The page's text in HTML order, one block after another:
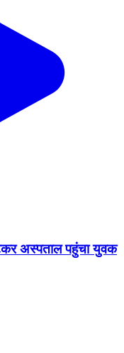
अस्पताल पहुंचा युवक